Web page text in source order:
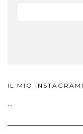
IL MIO INSTAGRAM!
…